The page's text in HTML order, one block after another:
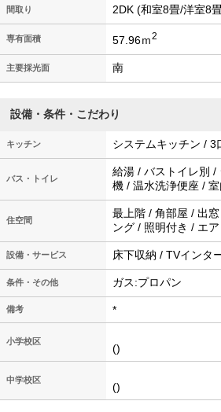
間取り 2DK (和室8畳/洋室8
専有面積 57.96ｍ2
主要採光面 南
設備・条件・こだわり
キッチン システムキッチン / 3
バス・トイレ
給湯 / バストイレ別 /
機 / 温水洗浄便座 /
住空間
最上階 / 角部屋 / 出
ング / 照明付き / エ
設備・サービス 床下収納 / TVインタ
条件・その他 ガス:プロパン
備考 *
小学校区
()
中学校区
()